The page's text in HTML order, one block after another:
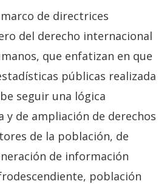
de directrices
del derecho internacional
que enfatizan en que
públicas realizada
seguir una lógica
y de ampliación de derechos
de la población, de
de información
población